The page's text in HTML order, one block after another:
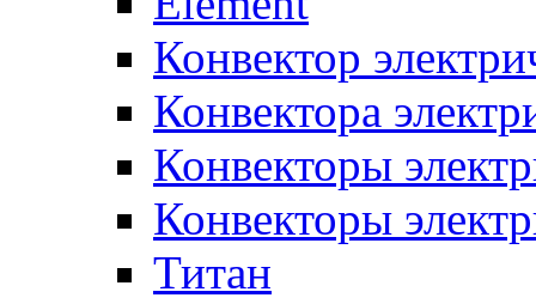
Конвектор
Конвектора
Конвекторы
Конвекторы
Титан